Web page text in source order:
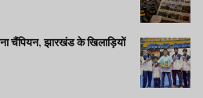
चैंपियन, झारखंड के खिलाड़ियों